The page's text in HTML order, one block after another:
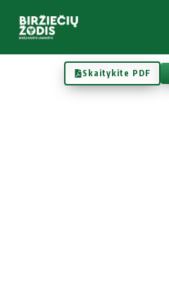
Skaitykite PDF